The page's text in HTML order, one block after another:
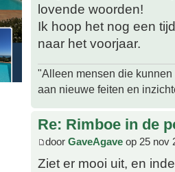
lovende woorden!
Ik hoop het nog een
naar het voorjaar.
"Alleen mensen die
aan nieuwe feiten en
Re: Rimboe in de
door GaveAgave op 25 nov
Ziet er mooi uit, en